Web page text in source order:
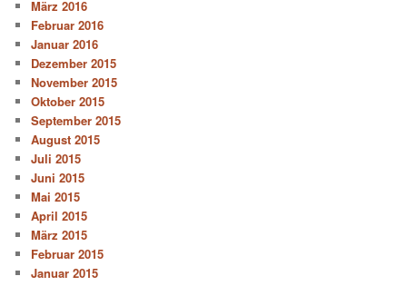
März 2016
Februar 2016
Januar 2016
Dezember 2015
November 2015
Oktober 2015
September 2015
August 2015
Juli 2015
Juni 2015
Mai 2015
April 2015
März 2015
Februar 2015
Januar 2015